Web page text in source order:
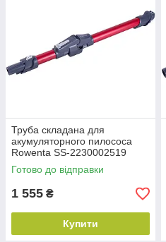
Труба складана для
акумуляторного пилососа
Rowenta SS-2230002519
металева червона
Готово до відправки
1 555 ₴
Купити